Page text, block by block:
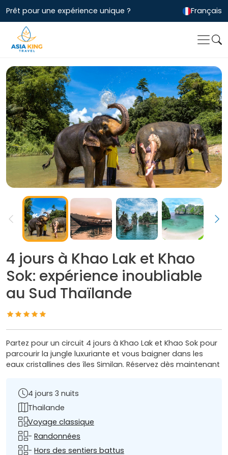
Prêt pour une expérience unique ? Français
4 jours à Khao Lak et Khao
Sok: expérience inoubliable
au Sud Thaïlande
Partez pour un circuit 4 jours à Khao Lak et Khao Sok pour
parcourir la jungle luxuriante et vous baigner dans les
eaux cristallines des îles Similan. Réservez dès maintenant
4 jours 3 nuits
Thailande
Voyage classique
- Randonnées
- Hors des sentiers battus